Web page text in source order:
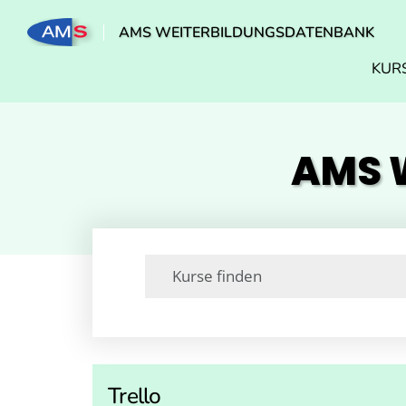
AMS WEITERBILDUNGSDATENBANK
AMS
Trello